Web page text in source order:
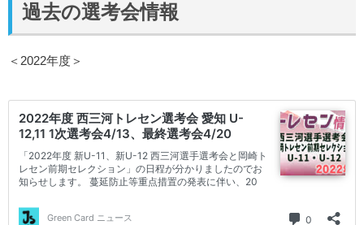
過去の選考会情報
＜2022年度＞